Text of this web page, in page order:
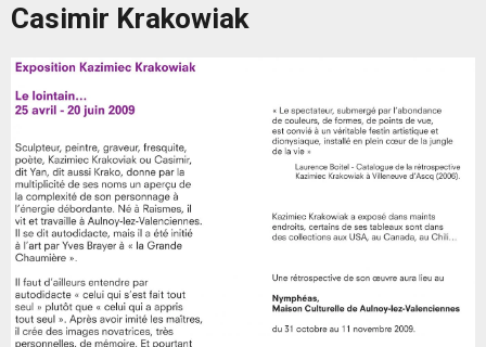
Casimir Krakowiak